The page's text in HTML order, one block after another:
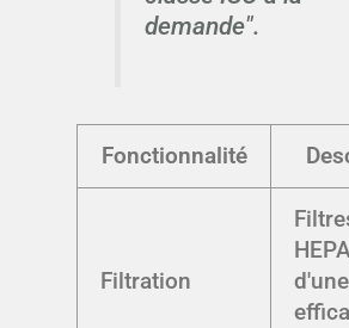
demande".
Fonctionnalité
Filtration
d'une